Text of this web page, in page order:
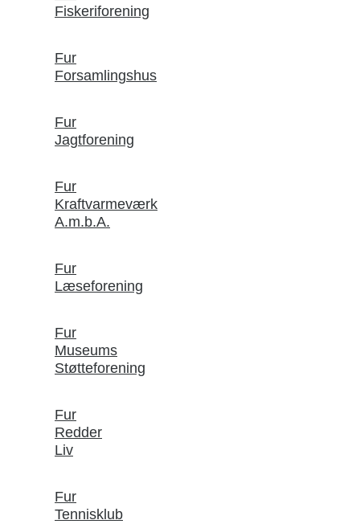
Fiskeriforening
Fur
Forsamlingshus
Fur
Jagtforening
Fur
Kraftvarmeværk
A.m.b.A.
Fur
Læseforening
Fur
Museums
Støtteforening
Fur
Redder
Liv
Fur
Tennisklub